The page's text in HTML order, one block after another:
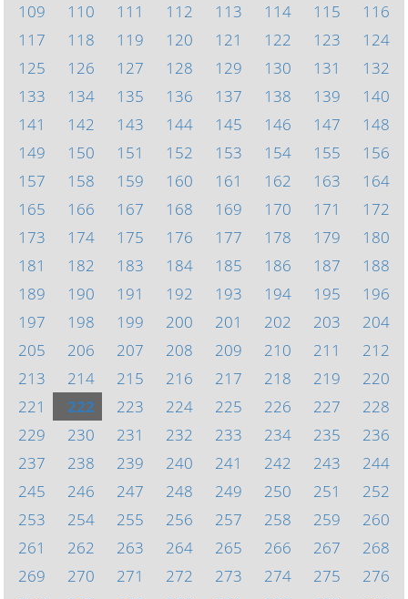
109
110 111 112 113 114 115
116
117
118 119 120 121 122 123
124
125
126 127 128 129 130 131
132
133
134 135 136 137 138 139
140
141
142 143 144 145 146 147
148
149
150 151 152 153 154 155
156
157
158 159 160 161 162 163
164
165
166 167 168 169 170 171
172
173
174 175 176 177 178 179
180
181
182 183 184 185 186 187
188
189
190 191 192 193 194 195
196
197
198 199 200 201 202 203
204
205
206 207 208 209 210 211
212
213
214 215 216 217 218 219
220
221
222 223 224 225 226 227
228
229
230 231 232 233 234 235
236
237
238 239 240 241 242 243
244
245
246 247 248 249 250 251
252
253
254 255 256 257 258 259
260
261
262 263 264 265 266 267
268
269
270 271 272 273 274 275
276